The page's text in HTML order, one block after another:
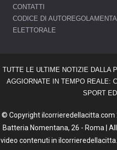
CONTATTI
CODICE DI
ELETTORALE
TUTTE LE ULTIME NOTIZIE DALLA
AGGIORNATE IN TEMPO REALE:
SPORT
© Copyright ilcorrieredellacitta.com
Batteria Nomentana, 26 - Roma |
video contenuti in